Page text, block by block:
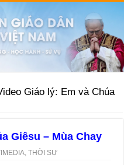
Giáo lý: Em và Chúa
Giêsu – Mùa Chay
,THỜI SỰ